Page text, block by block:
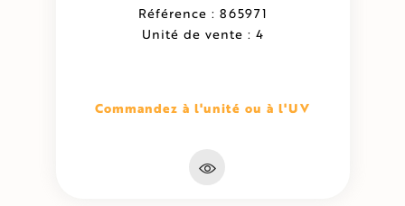
Référence : 865971
Unité de vente : 4
Commandez à l'unité ou à l'UV